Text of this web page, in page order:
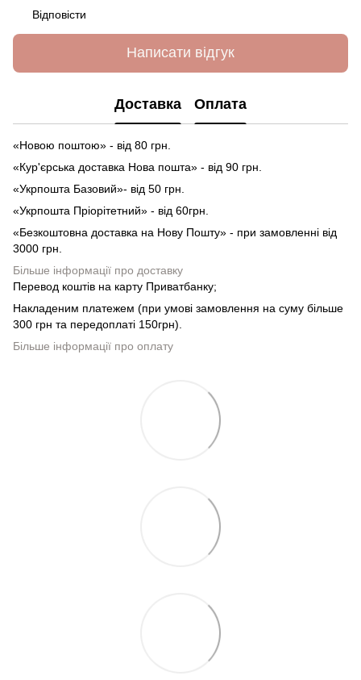
Відповісти
Написати відгук
Доставка Оплата
«Новою поштою» - від 80 грн.
«Кур'єрська доставка Нова пошта» - від 90 грн.
«Укрпошта Базовий»- від 50 грн.
«Укрпошта Пріорітетний» - від 60грн.
«Безкоштовна доставка на Нову Пошту» - при замовленні від
3000 грн.
Більше інформації про доставку
Перевод коштів на карту Приватбанку;
Накладеним платежем (при умові замовлення на суму більше
300 грн та передоплаті 150грн).
Більше інформації про оплату